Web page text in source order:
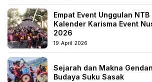
Empat Event Unggulan
Kalender Karisma Event
2026
19 April 2026
Sejarah dan Makna
Budaya Suku Sasak